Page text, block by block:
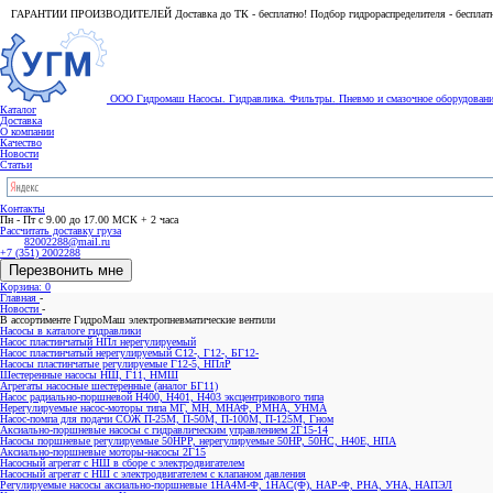
ГАРАНТИИ ПРОИЗВОДИТЕЛЕЙ Доставка до ТК - бесплатно! Подбор гидрораспределителя -
ООО Гидромаш Насосы. Гидравлика. Фильтры. Пневмо и смазочное
Каталог
Доставка
О компании
Качество
Новости
Статьи
Контакты
Пн - Пт с 9.00 до 17.00 МСК + 2 часа
Рассчитать доставку груза
82002288@mail.ru
+7 (351) 2002288
Перезвонить мне
Корзина: 0
Главная -
Новости -
В ассортименте ГидроМаш электропневматические вентили
Насосы в каталоге гидравлики
Насос пластинчатый НПл нерегулируемый
Насос пластинчатый нерегулируемый С12-, Г12-, БГ12-
Насосы пластинчатые регулируемые Г12-5, НПлР
Шестеренные насосы НШ, Г11, НМШ
Агрегаты насосные шестеренные (аналог БГ11)
Насос радиально-поршневой Н400, Н401, Н403 эксцентрикового типа
Нерегулируемые насос-моторы типа МГ, МН, МНАФ, РМНА, УНМА
Насос-помпа для подачи СОЖ П-25М, П-50М, П-100М, П-125М, Гном
Аксиально-поршневые насосы с гидравлическим управлением 2Г15-14
Насосы поршневые регулируемые 50НРР, нерегулируемые 50НР, 50НС, Н40Е, НПА
Аксиально-поршневые моторы-насосы 2Г15
Насосный агрегат с НШ в сборе с электродвигателем
Насосный агрегат с НШ с электродвигателем с клапаном давления
Регулируемые насосы аксиально-поршневые 1НА4М-Ф, 1НАС(Ф), НАР-Ф, РНА, УНА, НАПЭЛ